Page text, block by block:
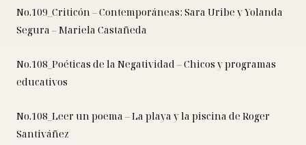
No.109_Criticón – Contemporáneas: Sara Uribe y Yolanda
Segura – Mariela Castañeda
No.108_Poéticas de la Negatividad – Chicos y programas
educativos
No.108_Leer un poema – La playa y la piscina de Roger
Santiváñez